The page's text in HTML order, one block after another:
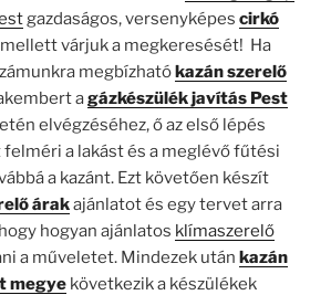
gazdaságos, versenyképes cirkó
várjuk a megkeresését! Ha
megbízhatókazán szerelő
agázkészülék javítás Pest
elvégzéséhez, ő az első lépés
a lakást és a meglévő fűtési
a kazánt. Ezt követően készít
árakajánlatot és egy tervet arra
hogyan ajánlatos klímaszerelő
a műveletet. Mindezek után kazán
megyekövetkezik a készülékek